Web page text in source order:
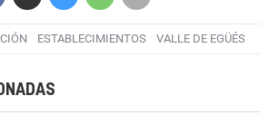
ESTABLECIMIENTOS VALLE DE EGÜÉS